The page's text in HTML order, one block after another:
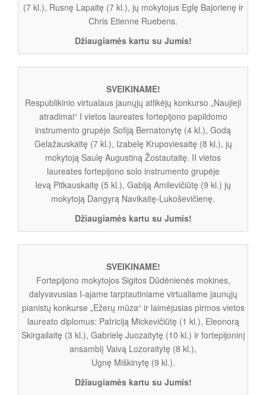
(7 kl.), Rusnę Lapaitę (7 kl.), jų mokytojus Eglę Bajorienę ir
Chris Etienne Ruebens.
Džiaugiamės kartu su Jumis!
SVEIKINAME!
Respublikinio virtualaus jaunųjų atlikėjų konkurso „Naujieji
atradimai“ I vietos laureates fortepijono papildomo
instrumento grupėje Sofiją Bernatonytę (4 kl.), Godą
Gelažauskaitę (7 kl.), Izabelę Krupoviesaitę (8 kl.), jų
mokytoją Saulę Augustiną Žostautaitę. II vietos
laureates fortepijono solo instrumento grupėje
Ievą Pitkauskaitę (5 kl.), Gabiją Amilevičiūtę (9 kl.) jų
mokytoją Dangyrą Navikaitę-Lukoševičienę.
Džiaugiamės kartu su Jumis!
SVEIKINAME!
Fortepijono mokytojos Sigitos Dūdėnienės mokines,
dalyvavusias I-ajame tarptautiniame virtualiame jaunųjų
pianistų konkurse „Ežerų mūza“ ir laimėjusias pirmos vietos
laureato diplomus: Patriciją Mickevičiūtę (1 kl.), Eleonorą
Skirgailaitę (3 kl.), Gabrielę Juozaitytę (10 kl.) ir fortepijoninį
ansamblį Vaivą Lozoraitytę (8 kl.),
Ugnę Miškinytę (9 kl.).
Džiaugiamės kartu su Jumis!